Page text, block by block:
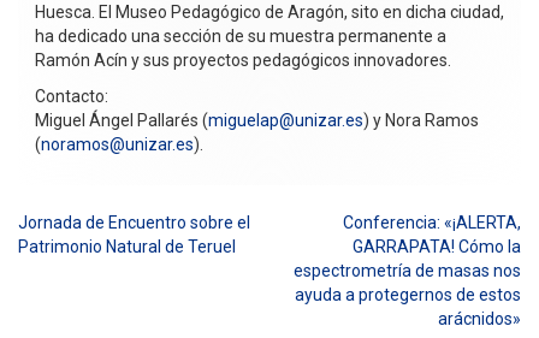
Huesca. El Museo Pedagógico de Aragón, sito en dicha ciudad,
ha dedicado una sección de su muestra permanente a
Ramón Acín y sus proyectos pedagógicos innovadores.
Contacto:
Miguel Ángel Pallarés (miguelap@unizar.es) y Nora Ramos
(noramos@unizar.es).
Navegación
Jornada de Encuentro sobre el
Patrimonio Natural de Teruel
Conferencia: «¡ALERTA,
GARRAPATA! Cómo la
espectrometría de masas nos
ayuda a protegernos de estos
arácnidos»